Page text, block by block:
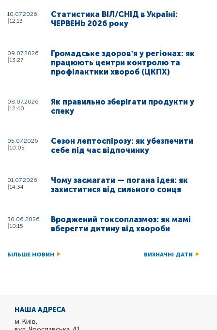
10.07.2026
12:13
Статистика ВІЛ/СНІД в Україні:
ЧЕРВЕНЬ 2026 року
09.07.2026
13:27
Громадське здоровʼя у регіонах: як
працюють центри контролю та
профілактики хвороб (ЦКПХ)
08.07.2026
12:40
Як правильно зберігати продукти у
спеку
05.07.2026
10:05
Сезон лептоспірозу: як убезпечити
себе під час відпочинку
01.07.2026
14:34
Чому засмагати — погана ідея: як
захиститися від сильного сонця
30.06.2026
10:15
Вроджений токсоплазмоз: як мамі
вберегти дитину від хвороби
БІЛЬШЕ НОВИН ВИЗНАЧНІ ДАТИ
НАША АДРЕСА
м. Київ,